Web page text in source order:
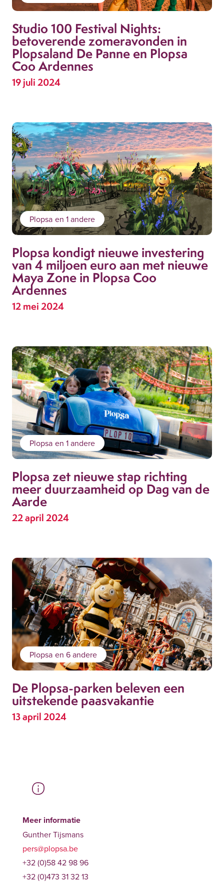
Studio 100 Festival Nights:
betoverende zomeravonden in
Plopsaland De Panne en Plopsa
Coo Ardennes
19 juli 2024
Plopsa en 1 andere
Plopsa kondigt nieuwe investering
van 4 miljoen euro aan met nieuwe
Maya Zone in Plopsa Coo
Ardennes
12 mei 2024
Plopsa en 1 andere
Plopsa zet nieuwe stap richting
meer duurzaamheid op Dag van de
Aarde
22 april 2024
Plopsa en 6 andere
De Plopsa-parken beleven een
uitstekende paasvakantie
13 april 2024
Meer informatie
Gunther Tijsmans
pers@plopsa.be
+32 (0)58 42 98 96
+32 (0)473 31 32 13